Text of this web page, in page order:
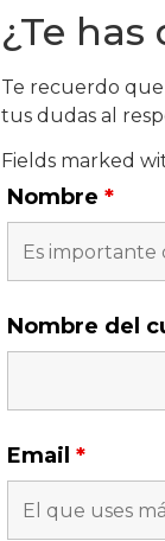
¿Te
Te recuerdo
tus dudas al
Fields marked
Nombre *
Nombre del
Email *